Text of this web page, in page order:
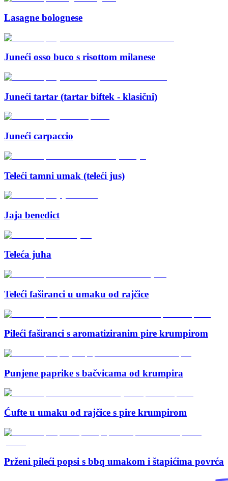
Lasagne bolognese
Juneći osso buco s risottom milanese
Juneći tartar (tartar biftek - klasični)
Juneći carpaccio
Teleći tamni umak (teleći jus)
Jaja benedict
Teleća juha
Teleći faširanci u umaku od rajčice
Pileći faširanci s aromatiziranim pire krumpirom
Punjene paprike s bačvicama od krumpira
Ćufte u umaku od rajčice s pire krumpirom
Prženi pileći popsi s bbq umakom i štapićima povrća